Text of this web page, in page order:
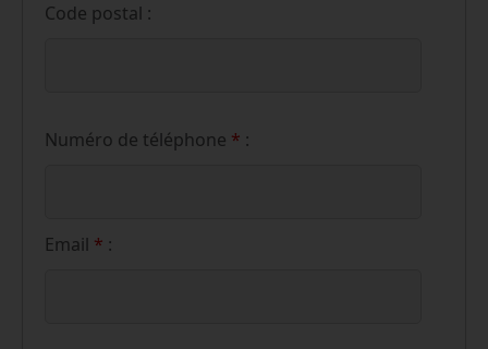
Code postal :
Numéro de téléphone * :
Email * :